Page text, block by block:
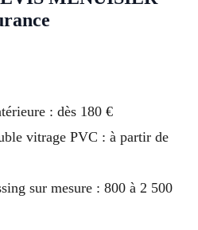
: dès 180 €
vitrage PVC : à partir de
sur mesure : 800 à 2 500